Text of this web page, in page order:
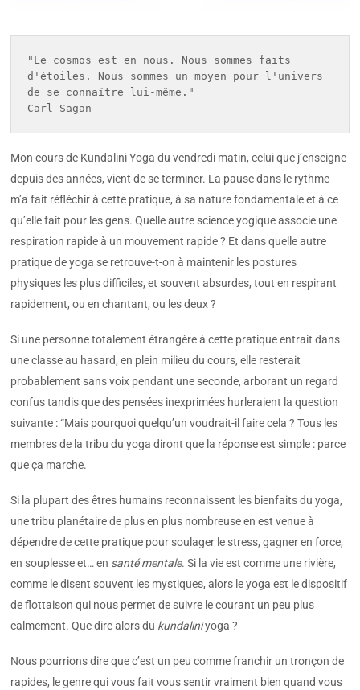
"Le cosmos est en nous. Nous sommes faits
d'étoiles. Nous sommes un moyen pour l'univers
de se connaître lui-même."
Carl Sagan
Mon cours de Kundalini Yoga du vendredi matin, celui que j’enseigne
depuis des années, vient de se terminer. La pause dans le rythme
m’a fait réfléchir à cette pratique, à sa nature fondamentale et à ce
qu’elle fait pour les gens. Quelle autre science yogique associe une
respiration rapide à un mouvement rapide ? Et dans quelle autre
pratique de yoga se retrouve-t-on à maintenir les postures
physiques les plus difficiles, et souvent absurdes, tout en respirant
rapidement, ou en chantant, ou les deux ?
Si une personne totalement étrangère à cette pratique entrait dans
une classe au hasard, en plein milieu du cours, elle resterait
probablement sans voix pendant une seconde, arborant un regard
confus tandis que des pensées inexprimées hurleraient la question
suivante : “Mais pourquoi quelqu’un voudrait-il faire cela ? Tous les
membres de la tribu du yoga diront que la réponse est simple : parce
que ça marche.
Si la plupart des êtres humains reconnaissent les bienfaits du yoga,
une tribu planétaire de plus en plus nombreuse en est venue à
dépendre de cette pratique pour soulager le stress, gagner en force,
en souplesse et… en santé mentale. Si la vie est comme une rivière,
comme le disent souvent les mystiques, alors le yoga est le dispositif
de flottaison qui nous permet de suivre le courant un peu plus
calmement. Que dire alors du kundaliniyoga ?
Nous pourrions dire que c’est un peu comme franchir un tronçon de
rapides, le genre qui vous fait vous sentir vraiment bien quand vous